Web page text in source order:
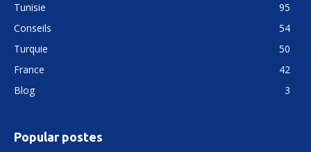
Tunisie
95
Conseils
54
Turquie
50
France
42
Blog
3
Popular postes